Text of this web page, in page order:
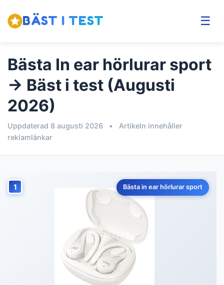
BÄST I TEST ☰
Bästa In ear hörlurar sport
→ Bäst i test (Augusti
2026)
Uppdaterad 8 augusti 2026 •
Artikeln innehåller
reklamlänkar
1 Bästa in ear hörlurar sport